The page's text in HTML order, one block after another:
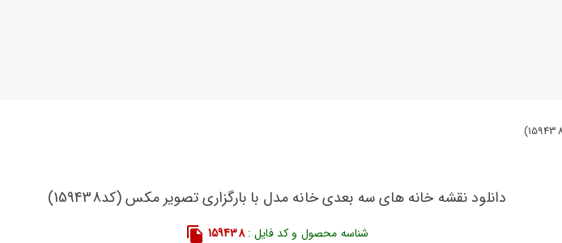
دانلود نقشه خانه های سه بعدی خانه مدل با بارگزاری تصویر مکس (کد159438)
شناسه محصول و کد فایل :159438